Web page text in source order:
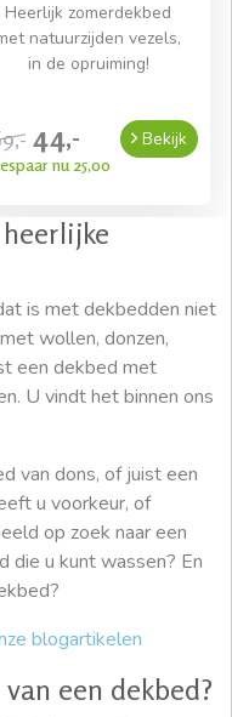
Heerlijk zomerdekbed
natuurzijden vezels,
in de opruiming!
44,-
nu 25,00
Bekijk
is met dekbedden niet
wollen, donzen,
een dekbed met
U vindt het binnen ons
van dons, of juist een
u voorkeur, of
op zoek naar een
die u kunt wassen? En
blogartikelen
een dekbed?